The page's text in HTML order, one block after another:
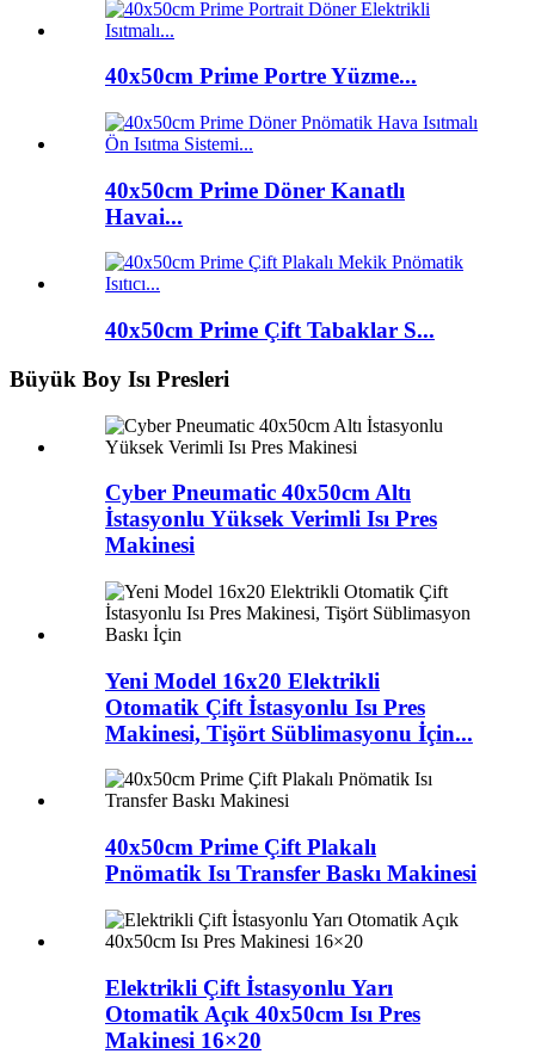
40x50cm Prime Portre Yüzme...
40x50cm Prime Döner Kanatlı
Havai...
40x50cm Prime Çift Tabaklar S...
Büyük Boy Isı Presleri
Cyber ​​Pneumatic 40x50cm Altı
İstasyonlu Yüksek Verimli Isı Pres
Makinesi
Yeni Model 16x20 Elektrikli
Otomatik Çift İstasyonlu Isı Pres
Makinesi, Tişört Süblimasyonu İçin...
40x50cm Prime Çift Plakalı
Pnömatik Isı Transfer Baskı Makinesi
Elektrikli Çift İstasyonlu Yarı
Otomatik Açık 40x50cm Isı Pres
Makinesi 16×20